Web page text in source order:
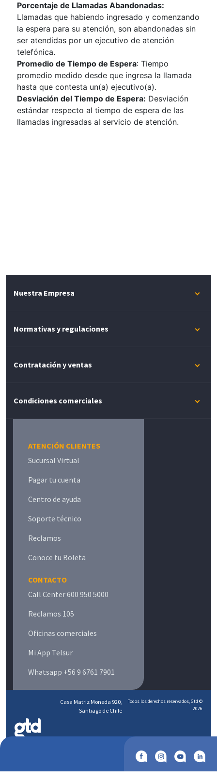
Porcentaje de Llamadas Abandonadas:
Llamadas que habiendo ingresado y comenzando
la espera para su atención, son abandonadas sin
ser atendidas por un ejecutivo de atención
telefónica.
Promedio de Tiempo de Espera: Tiempo
promedio medido desde que ingresa la llamada
hasta que contesta un(a) ejecutivo(a).
Desviación del Tiempo de Espera: Desviación
estándar respecto al tiempo de espera de las
llamadas ingresadas al servicio de atención.
Nuestra Empresa
Normativas y regulaciones
Contratación y ventas
Condiciones comerciales
ATENCIÓN CLIENTES
Sucursal Virtual
Pagar tu cuenta
Centro de ayuda
Soporte técnico
Reclamos
Conoce tu Boleta
CONTACTO
Call Center 600 950 5000
Reclamos 105
Oficinas comerciales
Mi App Telsur
Whatsapp +56 9 6761 7901
Casa Matriz Moneda 920,
Santiago de Chile
Todos los derechos reservados, Gtd ©
2026